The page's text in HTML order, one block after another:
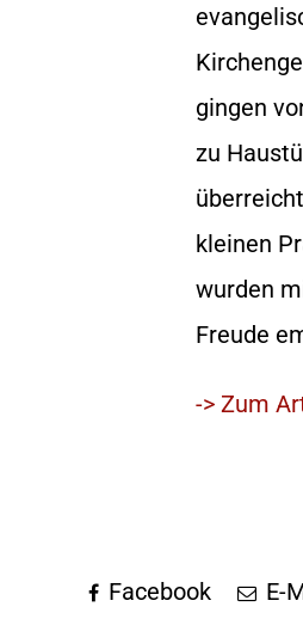
gingen
zu
kleinen
wurden
Freude
-> Zum
Facebook E-